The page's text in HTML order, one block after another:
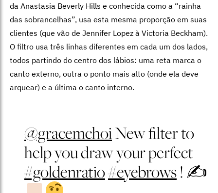
da Anastasia Beverly Hills e conhecida como a “rainha
das sobrancelhas”, usa esta mesma proporção em suas
clientes (que vão de Jennifer Lopez à Victoria Beckham).
O filtro usa três linhas diferentes em cada um dos lados,
todos partindo do centro dos lábios: uma reta marca o
canto externo, outra o ponto mais alto (onde ela deve
arquear) e a última o canto interno.
@gracemchoiNew filter to
help you draw your perfect
#goldenratio#eyebrows! ✍